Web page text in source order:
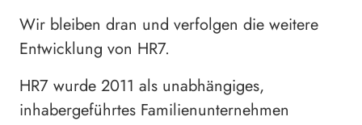
Wir bleiben dran und verfolgen die weitere
Entwicklung von HR7.
HR7 wurde 2011 als unabhängiges,
inhabergeführtes Familienunternehmen